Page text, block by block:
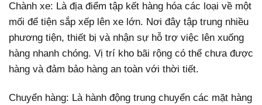
Chành xe: Là địa điểm tập kết hàng hóa các loại về một
mối để tiện sắp xếp lên xe lớn. Nơi đây tập trung nhiều
phương tiện, thiết bị và nhận sự hỗ trợ việc lên xuống
hàng nhanh chóng. Vị trí kho bãi rộng có thể chưa được
hàng và đảm bảo hàng an toàn với thời tiết.
Chuyển hàng: Là hành động trung chuyển các mặt hàng